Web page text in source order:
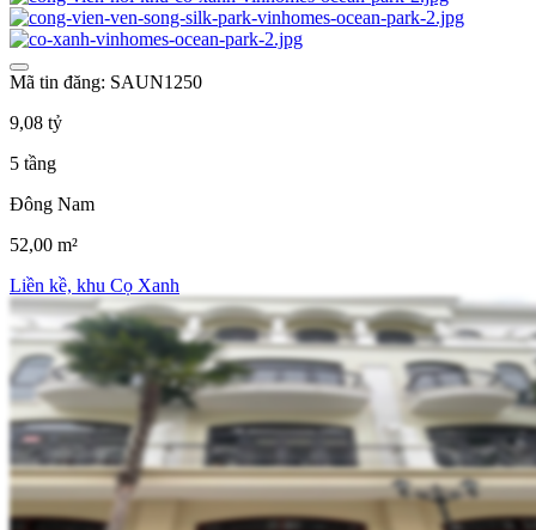
Mã tin đăng: SAUN1250
9,08 tỷ
5 tầng
Đông Nam
52,00 m²
Liền kề, khu Cọ Xanh